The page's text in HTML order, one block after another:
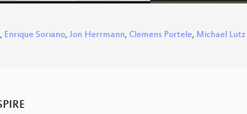
, Enrique Soriano, Jon Herrmann, Clemens Portele, Michael Lutz